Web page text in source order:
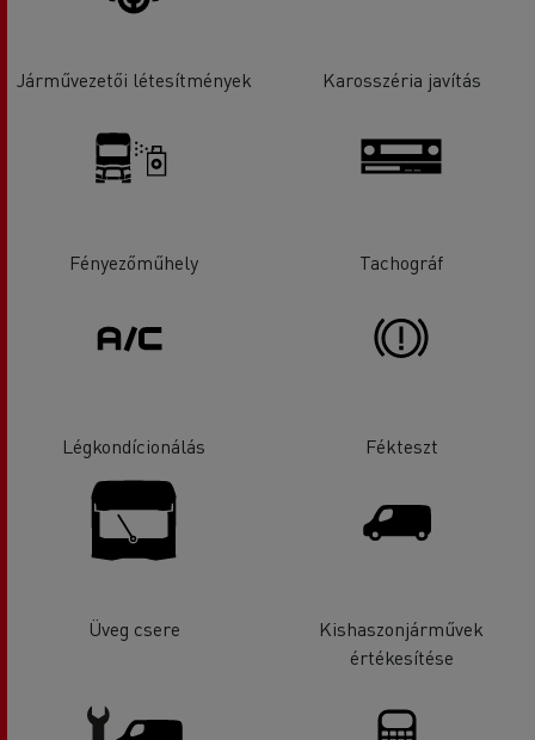
Járművezetői létesítmények Karosszéria javítás
Fényezőműhely Tachográf
Légkondícionálás Fékteszt
Üveg csere
Kishaszonjárművek
értékesítése